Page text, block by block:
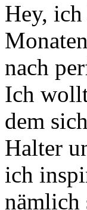
Hey,
nach
Ich
dem
Halter
ich
nämlich